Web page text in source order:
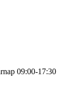
délután
főétteremben, esti
helyi
italok 10:00 és
koktélok,
09:00-17:30